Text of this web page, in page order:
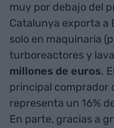
muy por debajo del
Catalunya exporta a
solo en maquinaria
turboreactores y
millones de euros.
principal comprador
representa un 16%
En parte, gracias a